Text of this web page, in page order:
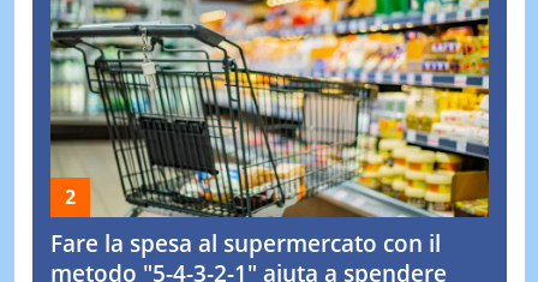
Fare la spesa al supermercato con il
metodo "5-4-3-2-1" aiuta a spendere